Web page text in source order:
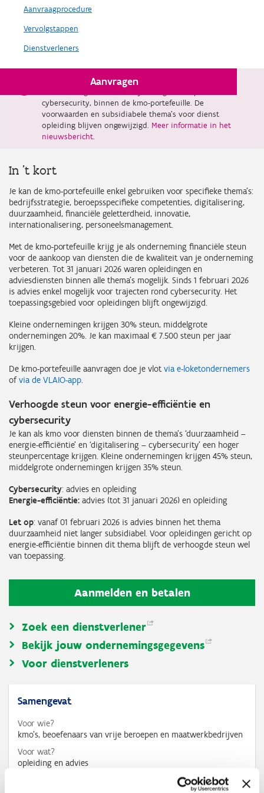
Aanvraagprocedure
Vervolgstappen
Dienstverleners
Aanvragen
Vanaf 1 februari 2026 verdwijnt dienst advies, met
cybersecurity, binnen de kmo-portefeuille. De
voorwaarden en subsidiabele thema’s voor dienst
opleiding blijven ongewijzigd. Meer informatie in het
nieuwsbericht.
In 't kort
Je kan de kmo-portefeuille enkel gebruiken voor specifieke thema’s:
bedrijfsstrategie, beroepsspecifieke competenties, digitalisering,
duurzaamheid, financiële geletterdheid, innovatie,
internationalisering, personeelsmanagement.
Met de kmo-portefeuille krijg je als onderneming financiële steun
voor de aankoop van diensten die de kwaliteit van je onderneming
verbeteren. Tot 31 januari 2026 waren opleidingen en
adviesdiensten binnen alle thema’s mogelijk. Sinds 1 februari 2026
is advies enkel mogelijk voor trajecten rond cybersecurity. Het
toepassingsgebied voor opleidingen blijft ongewijzigd.
Kleine ondernemingen krijgen 30% steun, middelgrote
ondernemingen 20%. Je kan maximaal € 7.500 steun per jaar
krijgen.
De kmo-portefeuille aanvragen doe je vlotvia e-loketondernemers
ofvia de VLAIO-app.
Verhoogde steun voor energie-efficiëntie en
cybersecurity
Je kan als kmo voor diensten binnen de thema’s ‘duurzaamheid –
energie-efficiëntie’ en ‘digitalisering – cybersecurity’ een hoger
steunpercentage krijgen. Kleine ondernemingen krijgen 45% steun,
middelgrote ondernemingen krijgen 35% steun.
Cybersecurity: advies en opleiding
Energie-efficiëntie: advies (tot 31 januari 2026) en opleiding
Let op: vanaf 01 februari 2026 is advies binnen het thema
duurzaamheid niet langer subsidiabel. Voor opleidingen gericht op
energie-efficiëntie binnen dit thema blijft de verhoogde steun wel
van toepassing.
Aanmelden en betalen
Zoek een dienstverlener
Bekijk jouw ondernemingsgegevens
Voor dienstverleners
Samengevat
Voor wie?
kmo’s, beoefenaars van vrije beroepen en maatwerkbedrijven
Voor wat?
opleiding en advies